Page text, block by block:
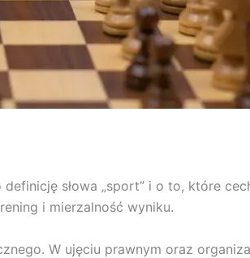
słowa „sport” i o to, które
i mierzalność wyniku.
W ujęciu prawnym oraz